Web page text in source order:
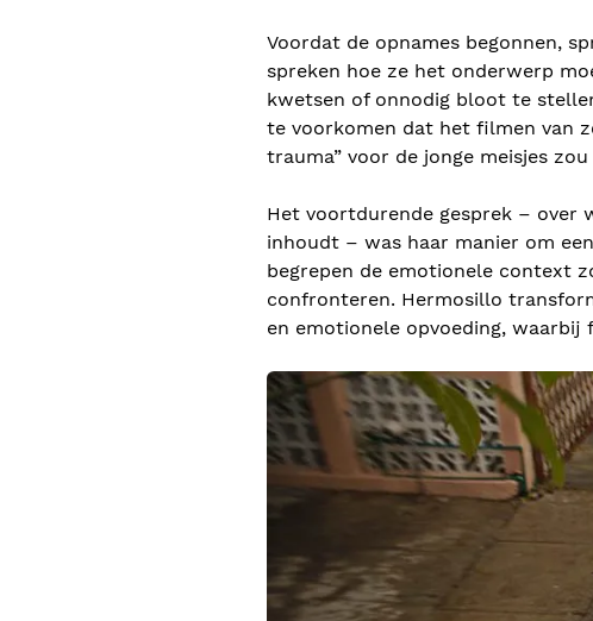
Voordat de opnames begonnen,
spreken hoe ze het onderwerp
kwetsen of onnodig bloot te
te voorkomen dat het filmen van
trauma” voor de jonge meisjes
Het voortdurende gesprek – over
inhoudt – was haar manier om
begrepen de emotionele context
confronteren. Hermosillo
en emotionele opvoeding,